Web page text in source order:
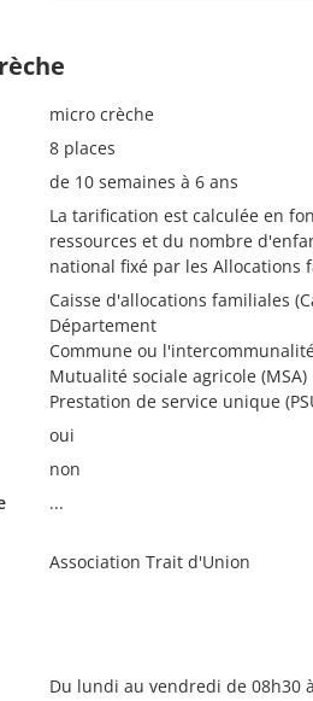
micro crèche
8 places
de 10 semaines à 6 ans
La tarification est calculée en
ressources et du nombre
national fixé par les Allocations
Caisse d'allocations familiales
Département
Commune ou
Mutualité sociale agricole (MSA)
Prestation de service unique
oui
non
...
Association Trait d'Union
Du lundi au vendredi de 08h30